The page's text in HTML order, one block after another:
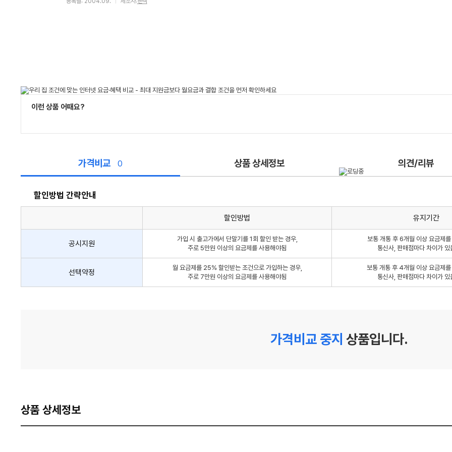
이런 상품 어때요?
가격비교 0 상품 상세정보 의견/리뷰
할인방법 간략안내
인
방
략
할인방법 유지기간
공시지원
가입 시 출고가에서 단말기를 1회 할인 받는 경우,
주로 5만원 이상의 요금제를 사용해야됨
보통 개통 후 6개월 이상 요금제
통신사, 판매점마다 차이가 있
선택약정
월 요금제를 25% 할인받는 조건으로 가입하는 경우,
주로 7만원 이상의 요금제를 사용해야됨
보통 개통 후 4개월 이상 요금제
통신사, 판매점마다 차이가 있
가격비교 중지 상품입니다.
상품 상세정보